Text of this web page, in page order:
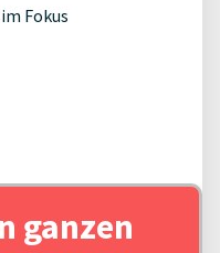
Fokus
ganzen